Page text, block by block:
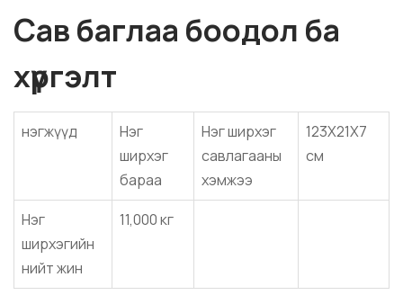
Сав баглаа боодол ба
хүргэлт
нэгжүүд
Нэг
ширхэг
бараа
Нэг ширхэг
савлагааны
хэмжээ
123X21X7
см
Нэг
ширхэгийн
нийт жин
11,000 кг